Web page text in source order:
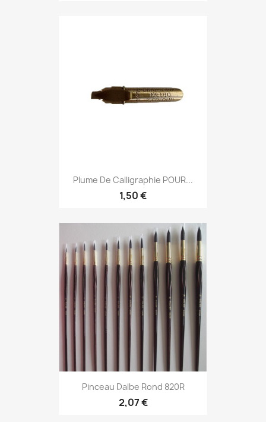
Plume De Calligraphie POUR...
1,50 €
Pinceau Dalbe Rond 820R
2,07 €